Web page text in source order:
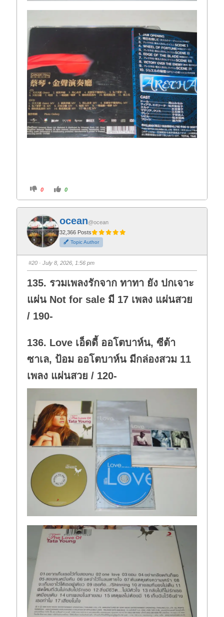
C
i
k
f
o
r
t
h
u
m
b
d
o
n
.
0
C
i
k
o
r
t
h
u
m
b
u
p
0
ocean@ocean
32,366 Posts
Topic Author
#20 · July 8, 2026, 1:56 pm
135. รวมเพลงรักจาก ทาทา ยัง ปกเจาะ
แผ่น Not for sale มี 17 เพลง แผ่นสวย
/ 190-
136. Love เอ็ดดี้ ออโตบาห์น, ซีต้า
ซาเล, ป้อม ออโตบาห์น มีกล่องสวม 11
เพลง แผ่นสวย / 120-